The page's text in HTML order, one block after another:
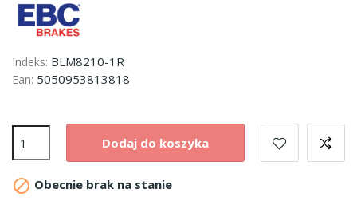
Indeks: BLM8210-1R
Ean: 5050953813818
Dodaj do koszyka
 Obecnie brak na stanie